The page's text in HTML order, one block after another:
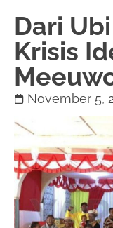
Dari
Krisis
November 5,